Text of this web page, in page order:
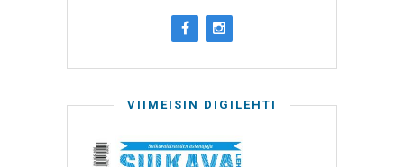
VIIMEISIN DIGILEHTI